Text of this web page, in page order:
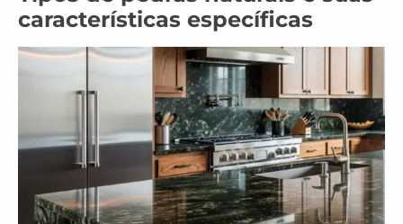
características específicas